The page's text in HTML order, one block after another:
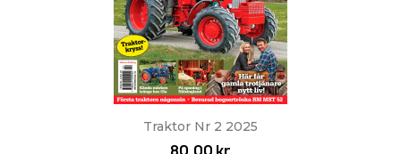
Traktor Nr 2 2025